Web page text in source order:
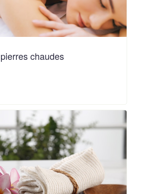
chaudes